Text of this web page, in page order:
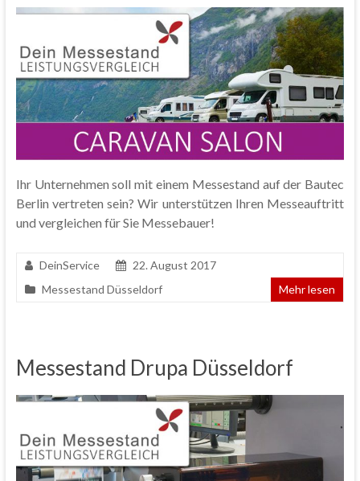
Ihr Unternehmen soll mit einem Messestand auf der Bautec
Berlin vertreten sein? Wir unterstützen Ihren Messeauftritt
und vergleichen für Sie Messebauer!
DeinService
22. August 2017
Messestand Düsseldorf
Mehr lesen
Messestand Drupa Düsseldorf